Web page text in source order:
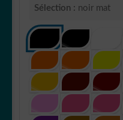
Sélection : noir mat